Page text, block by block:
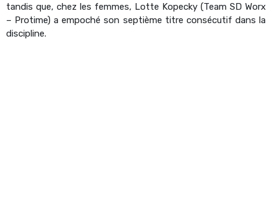
tandis que, chez les femmes, Lotte Kopecky (Team SD Worx
– Protime) a empoché son septième titre consécutif dans la
discipline.